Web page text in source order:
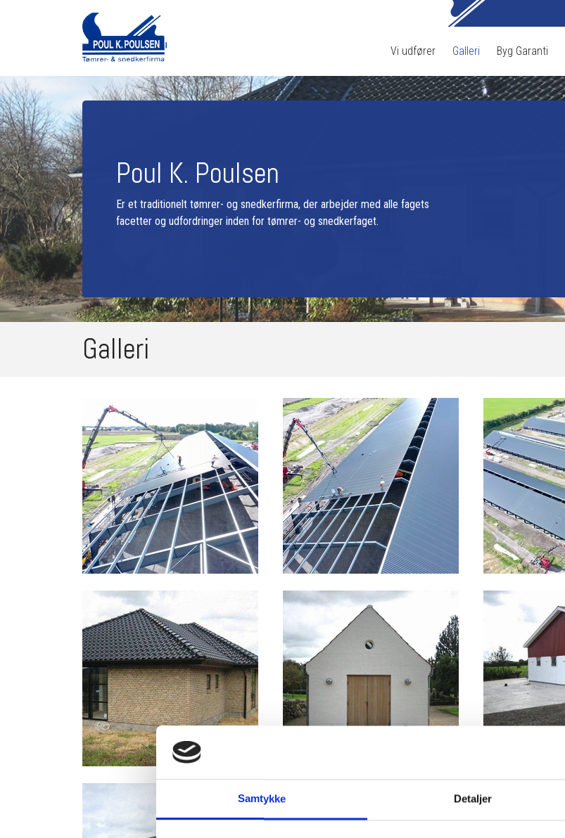
Samtykke Detaljer
Vi udfører Galleri Byg Garanti​
Poul K. Poulsen
Er et traditionelt tømrer- og snedkerfirma, der arbejder med alle fagets
facetter og udfordringer inden for tømrer- og snedkerfaget.
Galleri